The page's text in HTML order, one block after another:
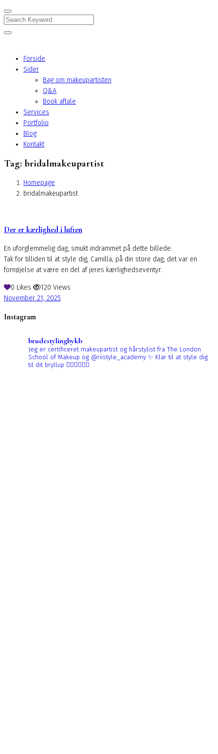
Search
Forside
Sider
Bag om makeupartisten
Q&A
Book aftale
Services
Portfolio
Blog
Kontakt
Tag: bridalmakeupartist
Homepage
bridalmakeupartist
Der er kærlighed i luften
En uforglemmelig dag, smukt indrammet på dette billede.
Tak for tilliden til at style dig, Camilla, på din store dag, det var en
fornøjelse at være en del af jeres kærlighedseventyr.
0 Likes 120 Views
November 21, 2025
Instagram
brudestylingbykb
Jeg er certificeret makeupartist og hårstylist fra The London
School of Makeup og @riistyle_academy ✨ Klar til at style dig
til dit bryllup 👰🏼‍♀️👰🏻‍♀️